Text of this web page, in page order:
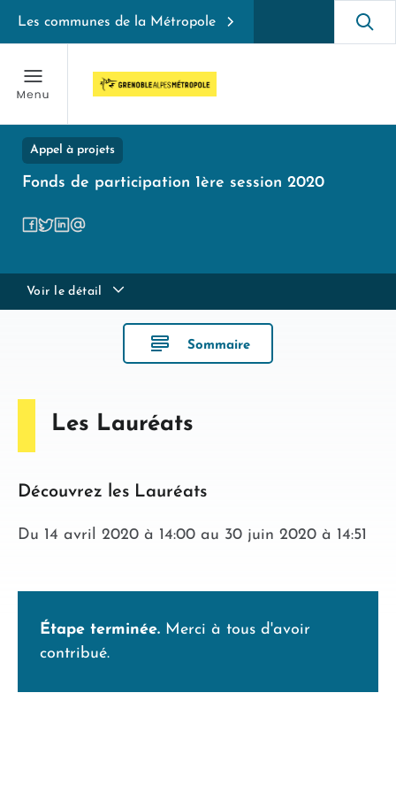
Les communes de la Métropole
Appel à projets
Fonds de participation 1ère session 2020
Voir le détail
Sommaire
Les Lauréats
Découvrez les Lauréats
Du 14 avril 2020 à 14:00 au 30 juin 2020 à 14:51
Étape terminée. Merci à tous d'avoir
contribué.